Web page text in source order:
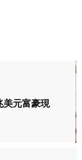
美元富豪現